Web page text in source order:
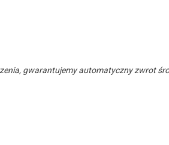
gwarantujemy automatyczny zwrot